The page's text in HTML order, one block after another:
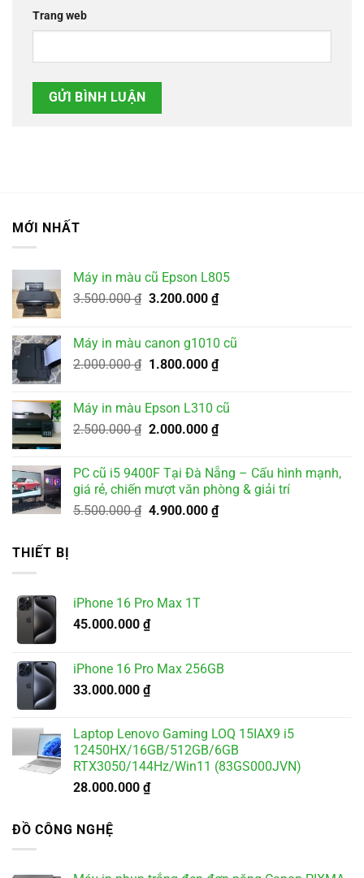
Trang web
MỚI NHẤT
Máy in màu cũ Epson L805
3.500.000₫ Giá
3.500.000 ₫.
3.200.000 ₫Giá
là:
3.200.000 ₫.
Máy in màu canon g1010 cũ
2.000.000₫ Giá
2.000.000 ₫.
1.800.000 ₫Giá
tại
là:
1.800.000 ₫.
Máy in màu Epson L310 cũ
2.500.000₫ Giá
2.500.000 ₫.
2.000.000 ₫Giá
tại
là:
2.000.000 ₫.
PC cũ i5 9400F Tại Đà Nẵng – Cấu hình mạnh,
giá rẻ, chiến mượt văn phòng & giải trí
5.500.000₫ Giá
4.900.000 ₫Giá
THIẾT BỊ
iPhone 16 Pro Max 1T
45.000.000 ₫
iPhone 16 Pro Max 256GB
33.000.000 ₫
Laptop Lenovo Gaming LOQ 15IAX9 i5
12450HX/16GB/512GB/6GB
RTX3050/144Hz/Win11 (83GS000JVN)
28.000.000 ₫
ĐỒ CÔNG NGHỆ